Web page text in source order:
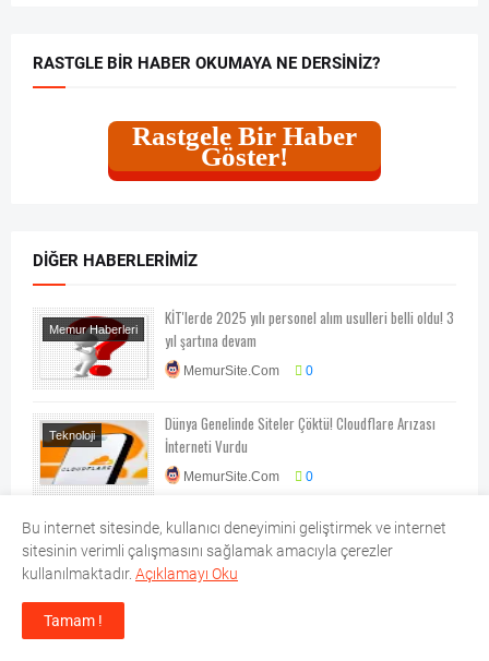
RASTGLE BIR HABER OKUMAYA NE DERSINIZ?
Rastgele Bir Haber
Göster!
DIĞER HABERLERIMIZ
Memur Haberleri
Memur
Mevzuatları
KİT'lerde 2025 yılı personel alım usulleri belli oldu! 3
yıl şartına devam
MemurSite.Com 0
Teknoloji
Teknoloji-Otomotiv-
Program
Dünya Genelinde Siteler Çöktü! Cloudflare Arızası
İnterneti Vurdu
MemurSite.Com 0
Otomobil
LPG’ye 2 lira zam yolda
MemurSite.Com 0
Bu internet sitesinde, kullanıcı deneyimini geliştirmek ve internet
sitesinin verimli çalışmasını sağlamak amacıyla çerezler
kullanılmaktadır. Açıklamayı Oku
Tamam !